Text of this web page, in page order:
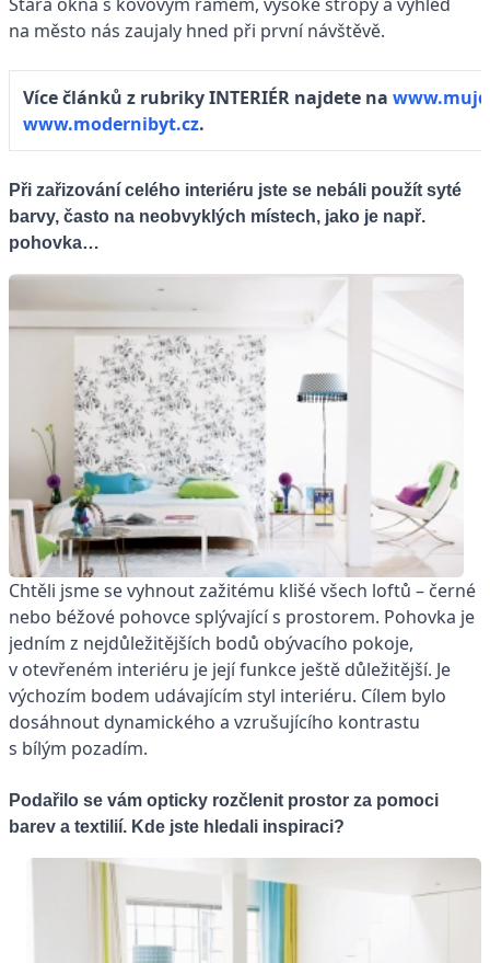
na město nás zaujaly hned při první návštěvě.
Více článků z rubriky INTERIÉR najdete na
www.modernibyt.cz.
Při zařizování celého interiéru jste se nebáli použít syté
barvy, často na neobvyklých místech, jako je např.
pohovka…
Chtěli jsme se vyhnout zažitému klišé všech loftů – černé
nebo béžové pohovce splývající s prostorem. Pohovka je
jedním z nejdůležitějších bodů obývacího pokoje,
v otevřeném interiéru je její funkce ještě důležitější. Je
výchozím bodem udávajícím styl interiéru. Cílem bylo
dosáhnout dynamického a vzrušujícího kontrastu
s bílým pozadím.
Podařilo se vám opticky rozčlenit prostor za pomoci
barev a textilií. Kde jste hledali inspiraci?